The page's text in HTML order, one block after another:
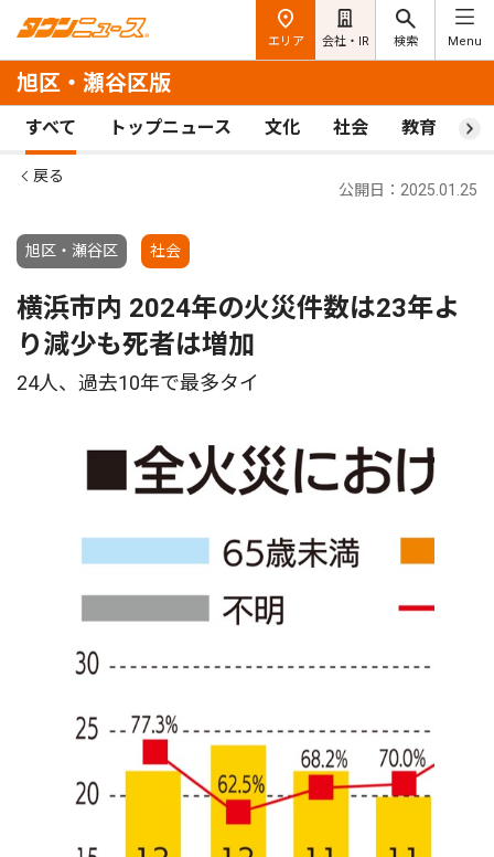
エリア 会社・IR 検索 Menu
旭区・瀬谷区版
すべて トップニュース 文化 社会 教育 ス
戻る
旭区・瀬谷区 社会
公開日：2025.01.25
横浜市内 2024年の火災件数は23年よ
り減少も死者は増加
24人、過去10年で最多タイ